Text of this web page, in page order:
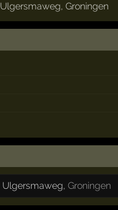
Ulgersmaweg, Groningen
Ulgersmaweg,Groningen